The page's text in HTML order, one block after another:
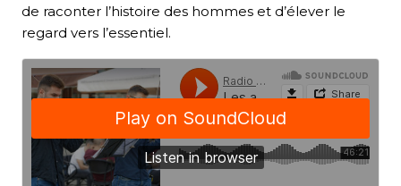
de raconter l’histoire des hommes et d’élever le
regard vers l’essentiel.